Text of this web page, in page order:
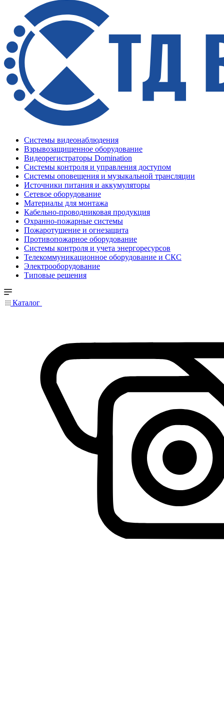
Системы видеонаблюдения
Взрывозащищенное оборудование
Видеорегистраторы Domination
Системы контроля и управления доступом
Системы оповещения и музыкальной трансляции
Источники питания и аккумуляторы
Сетевое оборудование
Материалы для монтажа
Кабельно-проводниковая продукция
Охранно-пожарные системы
Пожаротушение и огнезащита
Противопожарное оборудование
Системы контроля и учета энергоресурсов
Телекоммуникационное оборудование и СКС
Электрооборудование
Типовые решения
Каталог